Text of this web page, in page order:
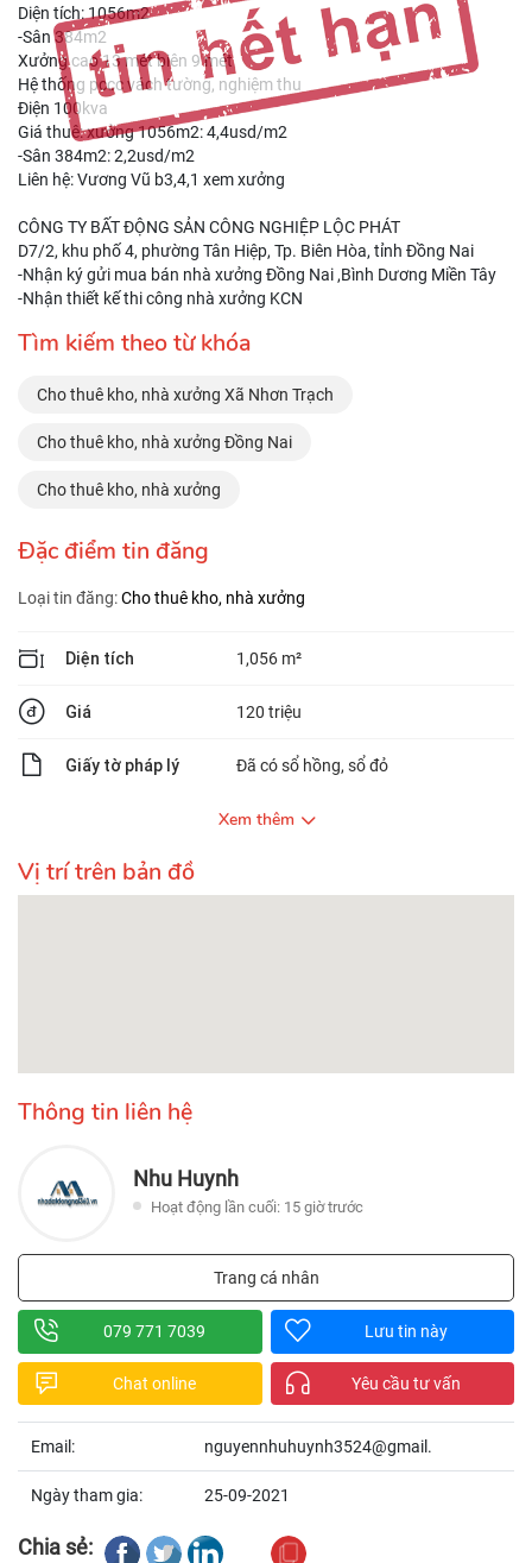
Diện tích: 1056m2
-Sân 384m2
Xưởng cao 13 mét biên 9 mét
Hệ thống pccc vách tường, nghiệm thu
Điện 100kva
Giá thuê: xưởng 1056m2: 4,4usd/m2
-Sân 384m2: 2,2usd/m2
Liên hệ: Vương Vũ b3,4,1 xem xưởng
CÔNG TY BẤT ĐỘNG SẢN CÔNG NGHIỆP LỘC PHÁT
D7/2, khu phố 4, phường Tân Hiệp, Tp. Biên Hòa, tỉnh Đồng Nai
-Nhận ký gửi mua bán nhà xưởng Đồng Nai ,Bình Dương Miền Tây
-Nhận thiết kế thi công nhà xưởng KCN
Tìm kiếm theo từ khóa
Cho thuê kho, nhà xưởng Xã Nhơn Trạch
Cho thuê kho, nhà xưởng Đồng Nai
Cho thuê kho, nhà xưởng
Đặc điểm tin đăng
Loại tin đăng:Cho thuê kho, nhà xưởng
Diện tích 1,056 m²
Giá 120 triệu
Giấy tờ pháp lý Đã có sổ hồng, sổ đỏ
Xem thêm
Vị trí trên bản đồ
Thông tin liên hệ
Nhu Huynh
Hoạt động lần cuối: 15 giờ trước
Trang cá nhân
079 771 7039 Lưu tin này
Chat online Yêu cầu tư vấn
Email: nguyennhuhuynh3524@gmail.
Ngày tham gia: 25-09-2021
Chia sẻ: